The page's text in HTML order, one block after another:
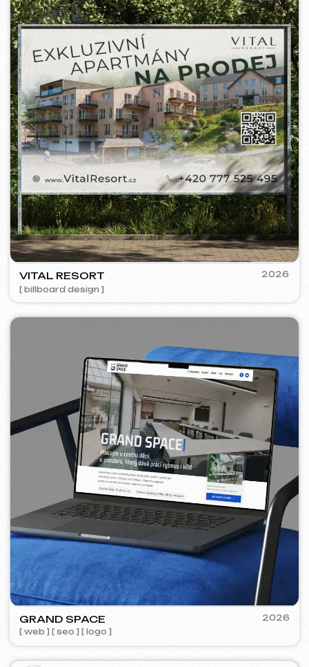
ROYALDI
[ smm management ] [ meta ads
reklama ] [ reklama na times square ]
2024
BARLINER
[ google ads reklama ] [ bannery ]
2024-25
Reklamní rozpočet:
Cena za konverzi:
28 600
4 750 €
Kliknutí:
Czech
Otázky a odpovědi
Služby a ceny
Hodnocení
Kontakty
Hlavní stránka